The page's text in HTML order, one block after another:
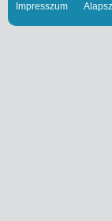
Impresszum